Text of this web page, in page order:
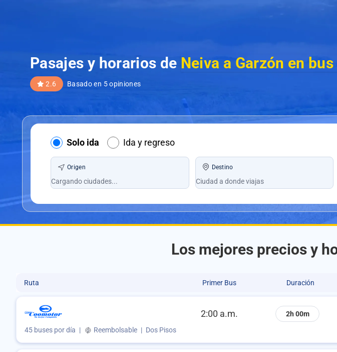
Pasajes y horarios de Neiva a Garzón en
2.6 Basado en 5 opiniones
Solo ida Ida y regreso
Origen Destino
Los mejores precios y
Ruta Primer Bus Duración
2:00 a.m. 2h 00m
45 buses por día | Reembolsable | Dos Pisos